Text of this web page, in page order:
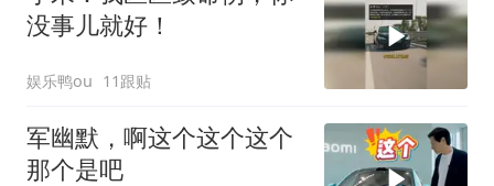
没事儿就好！
娱乐鸭ou 11跟贴
军幽默，啊这个这个这个
那个是吧